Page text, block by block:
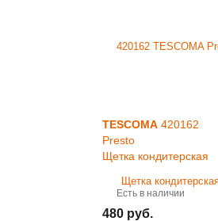
TESCOMA 420162
Presto
Щетка кондитерская
Есть в наличии
480 руб.